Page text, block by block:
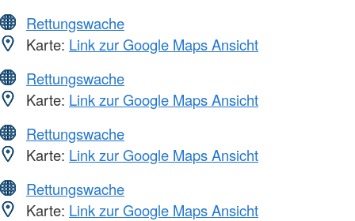
Rettungswache
Karte: Link zur Google Maps Ansicht
Rettungswache
Karte: Link zur Google Maps Ansicht
Rettungswache
Karte: Link zur Google Maps Ansicht
Rettungswache
Karte: Link zur Google Maps Ansicht